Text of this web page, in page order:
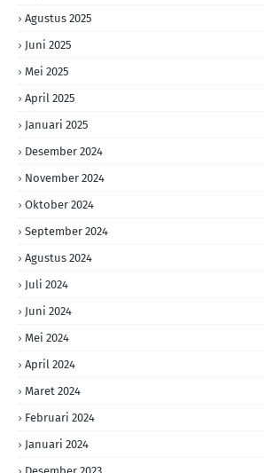
Agustus 2025
Juni 2025
Mei 2025
April 2025
Januari 2025
Desember 2024
November 2024
Oktober 2024
September 2024
Agustus 2024
Juli 2024
Juni 2024
Mei 2024
April 2024
Maret 2024
Februari 2024
Januari 2024